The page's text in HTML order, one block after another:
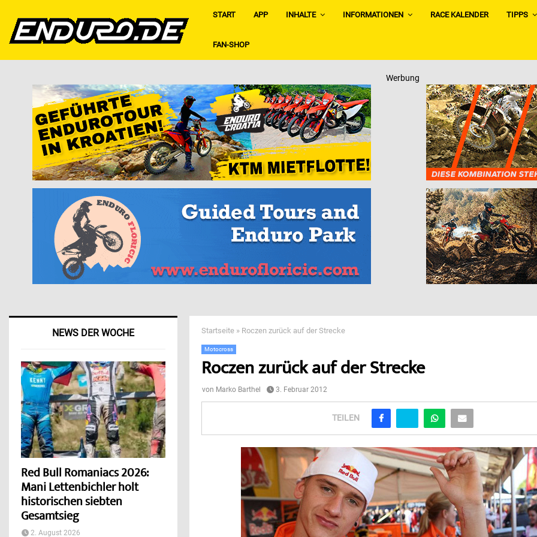
START APP INHALTE INFORMATIONEN RACE KALENDER TIPPS
FAN-SHOP
Werbung
Startseite » Roczen zurück auf der Strecke
Motocross
Roczen zurück auf der Strecke
von Marko Barthel 3. Februar 2012
TEILEN
NEWS DER WOCHE
Red Bull Romaniacs 2026:
Mani Lettenbichler holt
historischen siebten
Gesamtsieg
2. August 2026